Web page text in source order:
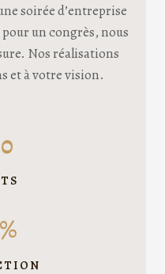
soirée d’entreprise
un congrès, nous
Nos réalisations
et à votre vision.